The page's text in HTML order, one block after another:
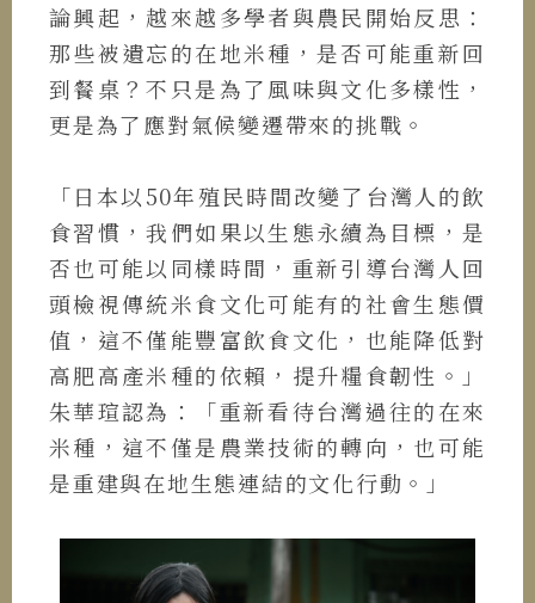
論興起，越來越多學者與農民開始反思：
那些被遺忘的在地米種，是否可能重新回
到餐桌？不只是為了風味與文化多樣性，
更是為了應對氣候變遷帶來的挑戰。
「日本以50年殖民時間改變了台灣人的飲
食習慣，我們如果以生態永續為目標，是
否也可能以同樣時間，重新引導台灣人回
頭檢視傳統米食文化可能有的社會生態價
值，這不僅能豐富飲食文化，也能降低對
高肥高產米種的依賴，提升糧食韌性。」
朱華瑄認為：「重新看待台灣過往的在來
米種，這不僅是農業技術的轉向，也可能
是重建與在地生態連結的文化行動。」